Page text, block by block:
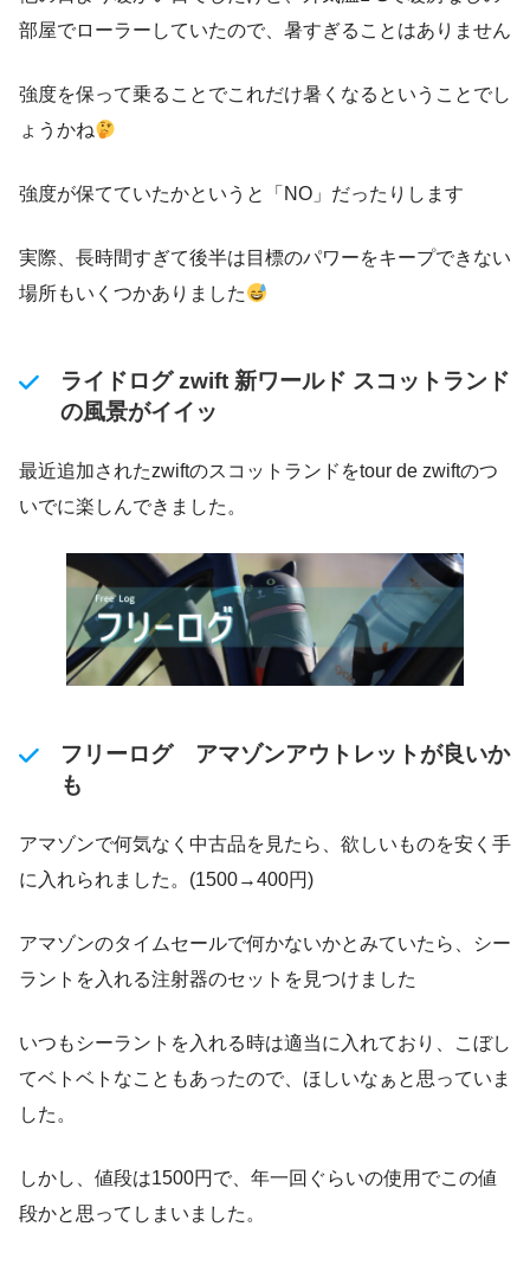
部屋でローラーしていたので、暑すぎることはありません
強度を保って乗ることでこれだけ暑くなるということでし
ょうかね
強度が保てていたかというと「NO」だったりします
実際、長時間すぎて後半は目標のパワーをキープできない
場所もいくつかありました
ライドログ zwift 新ワールド スコットランド
の風景がイイッ
最近追加されたzwiftのスコットランドをtour de zwiftのつ
いでに楽しんできました。
フリーログ アマゾンアウトレットが良いか
も
アマゾンで何気なく中古品を見たら、欲しいものを安く手
に入れられました。(1500→400円)
アマゾンのタイムセールで何かないかとみていたら、シー
ラントを入れる注射器のセットを見つけました
いつもシーラントを入れる時は適当に入れており、こぼし
てベトベトなこともあったので、ほしいなぁと思っていま
した。
しかし、値段は1500円で、年一回ぐらいの使用でこの値
段かと思ってしまいました。